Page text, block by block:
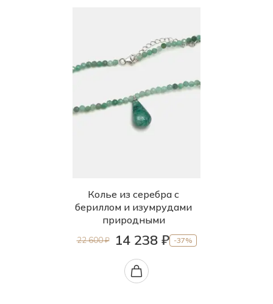
Колье из серебра с
бериллом и изумрудами
природными
22 600 ₽ 14 238 ₽ -37%